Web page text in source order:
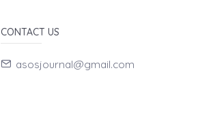
CONTACT US
asosjournal@gmail.com